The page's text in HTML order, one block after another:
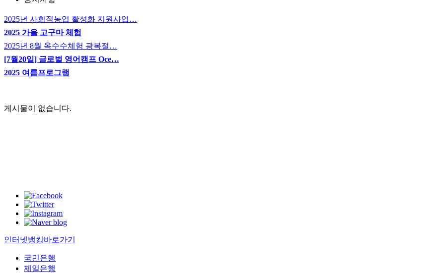
2025년 사회적농업 활성화 지원사업…
2025 가을 고구마 체험
2025년 8월 옥수수체험 광복절…
[7월20일] 글로벌 영어캠프 Oce…
2025 여름프로그램
게시물이 없습니다.
인터넷뱅킹바로가기
국민은행
제일은행